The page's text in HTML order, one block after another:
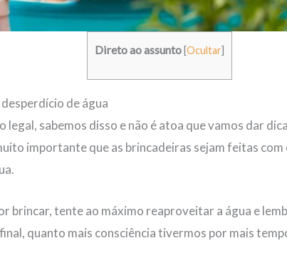
Direto ao assunto Ocultar
de água
legal, sabemos disso e não é atoa que vamos dar
importante que as brincadeiras sejam feitas com
brincar, tente ao máximo reaproveitar a água e
quanto mais consciência tivermos por mais